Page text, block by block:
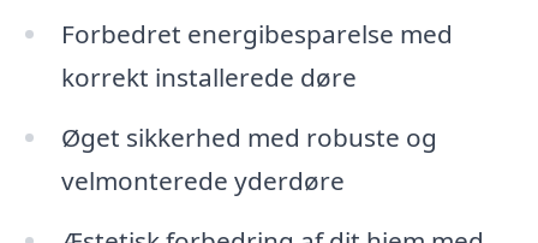
Forbedret energibesparelse med
korrekt installerede døre
Øget sikkerhed med robuste og
velmonterede yderdøre